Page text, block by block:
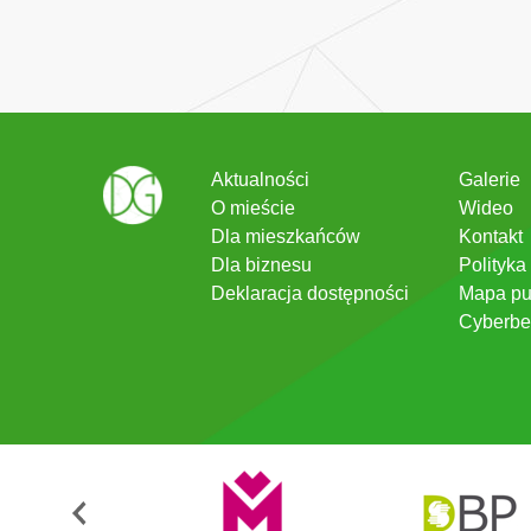
Aktualności
O mieście
Dla mieszkańców
Dla biznesu
Deklaracja dostępności
Galerie
Wideo
Kontakt
Mapa